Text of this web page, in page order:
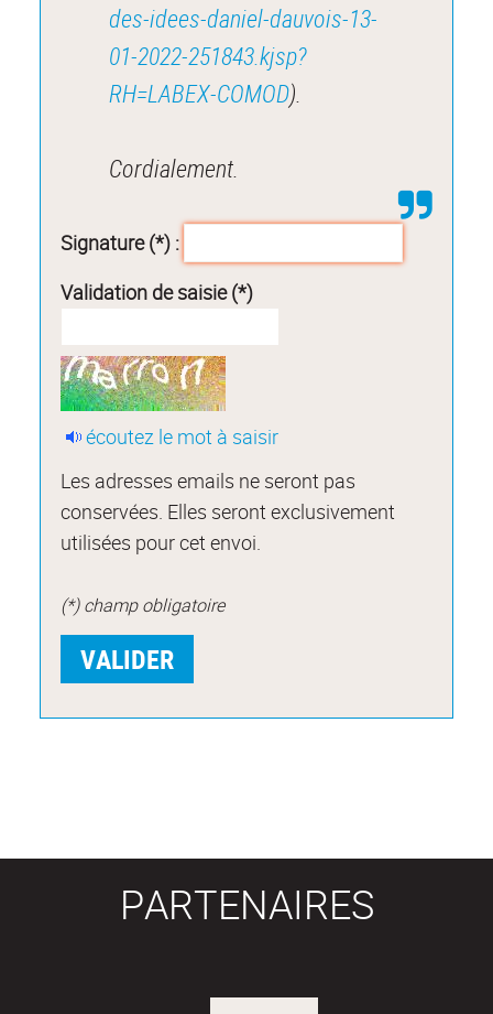
des-idees-daniel-dauvois-13-
01-2022-251843.kjsp?
RH=LABEX-COMOD).
Cordialement.
Signature (*) :
Validation de saisie (*)
écoutez le mot à saisir
Les adresses emails ne seront pas
conservées. Elles seront exclusivement
utilisées pour cet envoi.
(*) champ obligatoire
PARTENAIRES